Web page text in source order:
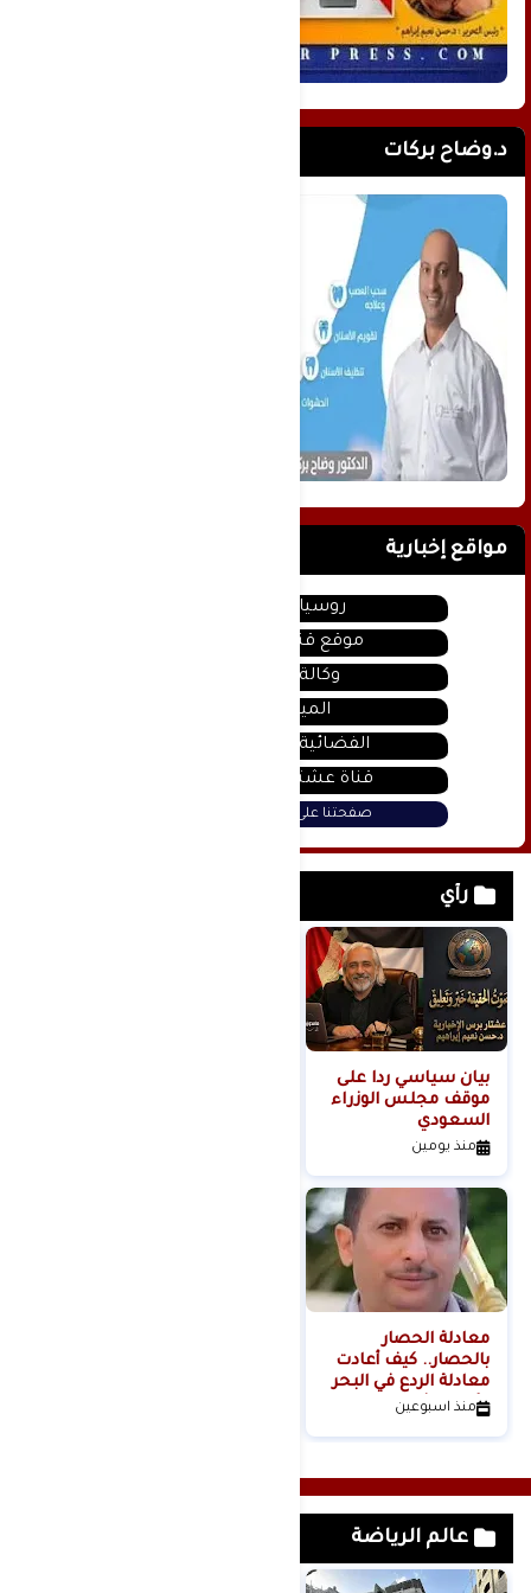
د.وضاح بركات
مواقع إخبارية
روسيا اليوم
موقع قناة المنار
وكالة سانا
الميادين
الفضائية السورية
قناة عشتار يوتيوب
صفحتنا على فيس بوك
رأي
بيان سياسي رداً على
موقف مجلس الوزراء
السعودي
منذ يومين
معادلة الحصار
بالحصار.. كيف أعادت
معادلة الردع في البحر
الأحمر تشكيل موازين
منذ اسبوعين
عالم الرياضة